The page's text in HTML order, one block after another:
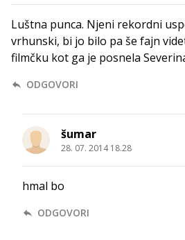
Luštna punca. Njeni rekordni
vrhunski, bi jo bilo pa še fajn
filmčku kot ga je posnela
ODGOVORI
šumar
28. 07. 2014 18.28
hmal bo
ODGOVORI